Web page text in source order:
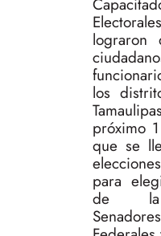
los
próximo
que se
para
de la